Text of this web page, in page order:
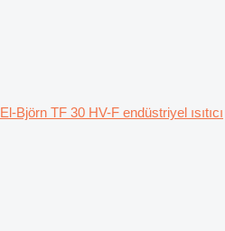
El-Björn TF 30 HV-F endüstriyel ısıtıcı